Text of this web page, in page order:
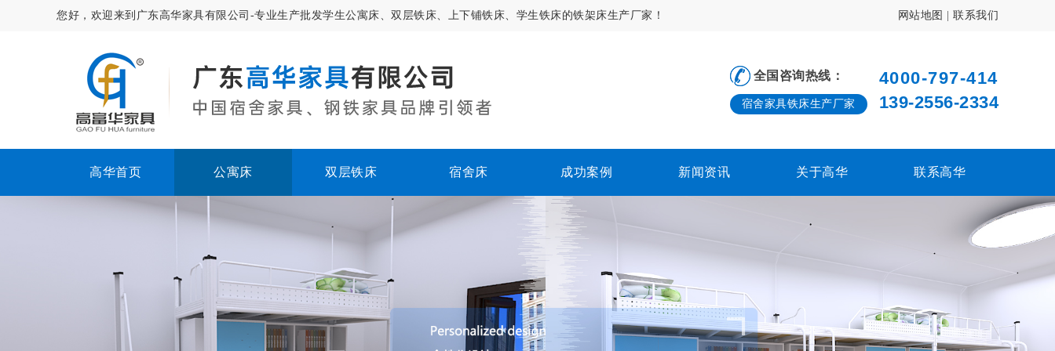
您好，欢迎来到广东高华家具有限公司-专业生产批发学生公寓床、双层铁床、上下铺铁床、学生铁床的铁架床生产厂家！ 网站地图 联系我们
全国咨询热线：
宿舍家具铁床生产厂家
4000-797-414
139-2556-2334
高华首页 公寓床 双层铁床 宿舍床 成功案例 新闻资讯 关于高华 联系高华